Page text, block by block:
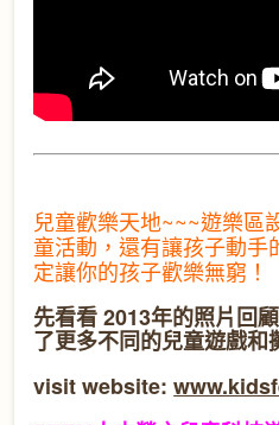
兒童歡樂天地~~~遊樂區
童活動，還有讓孩子動手
定讓你的孩子歡樂無窮！
先看看 2013年的照片回
了更多不同的兒童遊戲和
visit website: